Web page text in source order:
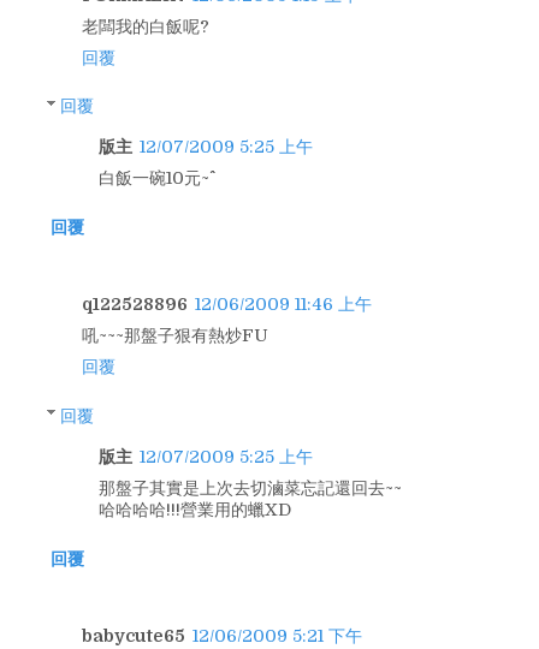
老闆我的白飯呢?
回覆
回覆
版主 12/07/2009 5:25 上午
白飯一碗10元~^^
回覆
q122528896 12/06/2009 11:46 上午
吼~~~那盤子狠有熱炒FU
回覆
回覆
版主 12/07/2009 5:25 上午
那盤子其實是上次去切滷菜忘記還回去~~
哈哈哈哈!!!營業用的蠟XD
回覆
babycute65 12/06/2009 5:21 下午